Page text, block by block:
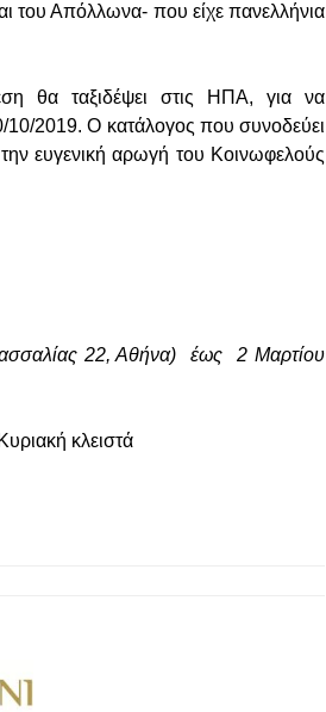
του Απόλλωνα- που είχε πανελλήνια
θα ταξιδέψει στις ΗΠΑ, για να
10/2019. Ο κατάλογος που συνοδεύει
ευγενική αρωγή του Κοινωφελούς
22, Αθήνα) έως 2 Μαρτίου
κλειστά